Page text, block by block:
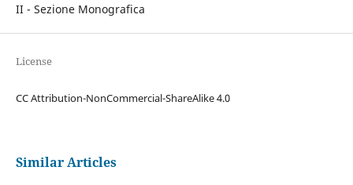
II - Sezione Monografica
License
CC Attribution-NonCommercial-ShareAlike 4.0
Similar Articles